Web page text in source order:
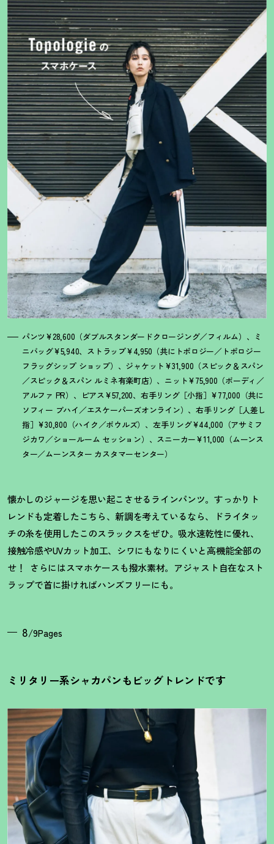
パンツ¥28,600（ダブルスタンダードクロージング／フィルム）、ミ
ニバッグ¥5,940、ストラップ¥4,950（共にトポロジー／トポロジー
フラッグシップ ショップ）、ジャケット¥31,900（スピック＆スパン
／スピック＆スパン ルミネ有楽町店）、ニット¥75,900（ボーディ／
アルファ PR）、ピアス¥57,200、右手リング［小指］¥77,000（共に
ソフィー ブハイ／エスケーパーズオンライン）、右手リング［人差し
指］¥30,800（ハイク／ボウルズ）、左手リング¥44,000（アサミフ
ジカワ／ショールーム セッション）、スニーカー¥11,000（ムーンス
ター／ムーンスター カスタマーセンター）
懐かしのジャージを思い起こさせるラインパンツ。すっかりト
レンドも定着したこちら、新調を考えているなら、ドライタッ
チの糸を使用したこのスラックスをぜひ。吸水速乾性に優れ、
接触冷感やUVカット加工、シワにもなりにくいと高機能全部の
せ！
さらにはスマホケースも撥水素材。アジャスト自在なスト
ラップで首に掛ければハンズフリーにも。
8/9Pages
ミリタリー系シャカパンもビッグトレンドです